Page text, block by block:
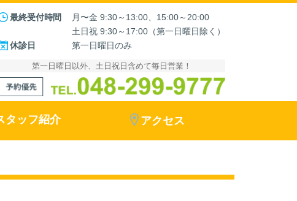
最終受付時間
月〜金 9:30～13:00、15:00～20:00
土日祝 9:30～17:00（第一日曜日除く）
休診日
第一日曜日のみ
第一日曜日以外、土日祝日含めて毎日営業！
タッフ紹介 アクセス